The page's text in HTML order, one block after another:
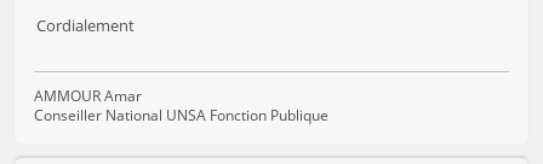
Cordialement
AMMOUR Amar
Conseiller National UNSA Fonction Publique